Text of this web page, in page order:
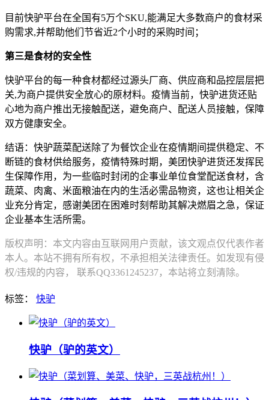
目前快驴平台在全国有5万个SKU,能满足大多数商户的食材采
购需求,并帮助他们节省近2个小时的采购时间；
第三是食材的安全性
快驴平台的每一种食材都经过源头厂商、供应商和品控层层把
关,为商户提供安全放心的原材料。疫情当前，快驴进货还贴
心地为商户推出无接触配送，避免商户、配送人员接触，保障
双方健康安全。
结语：快驴蔬菜配送除了为餐饮企业在疫情期间提供稳定、不
断链的食材供给服务，疫情特殊时期，美团快驴进货还发挥民
生保障作用，为一些临时封闭的企事业单位食堂配送食材，含
蔬菜、肉禽、米面粮油在内的生活必需品物资，这也让相关企
业充分肯定，感谢美团在困难时刻帮助其解决燃眉之急，保证
企业基本生活所需。
版权声明：本文内容由互联网用户贡献，该文观点仅代表作者
本人。本站不拥有所有权，不承担相关法律责任。如发现有侵
权/违规的内容， 联系QQ3361245237，本站将立刻清除。
标签： 快驴
快驴（驴的英文）